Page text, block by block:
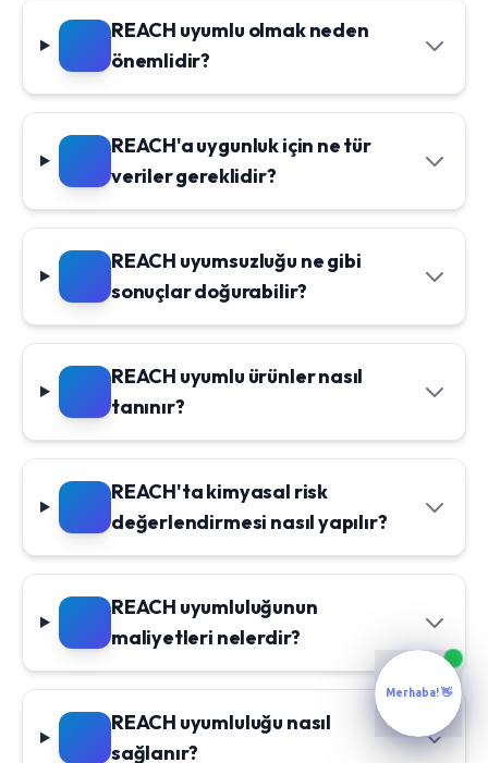
REACH uyumlu olmak neden
önemlidir?
REACH'a uygunluk için ne tür
veriler gereklidir?
REACH uyumsuzluğu ne gibi
sonuçlar doğurabilir?
REACH uyumlu ürünler nasıl
tanınır?
REACH'ta kimyasal risk
değerlendirmesi nasıl yapılır?
REACH uyumluluğunun
maliyetleri nelerdir?
REACH uyumluluğu nasıl
sağlanır?
Merhaba! 👋